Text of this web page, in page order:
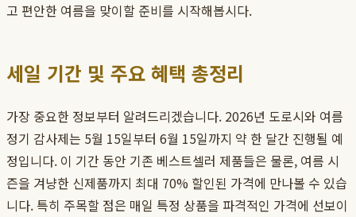
고 편안한 여름을 맞이할 준비를 시작해봅시다.
세일 기간 및 주요 혜택 총정리
가장 중요한 정보부터 알려드리겠습니다. 2026년 도로시와 여름
정기 감사제는 5월 15일부터 6월 15일까지 약 한 달간 진행될 예
정입니다. 이 기간 동안 기존 베스트셀러 제품들은 물론, 여름 시
즌을 겨냥한 신제품까지 최대 70% 할인된 가격에 만나볼 수 있습
니다. 특히 주목할 점은 매일 특정 상품을 파격적인 가격에 선보이